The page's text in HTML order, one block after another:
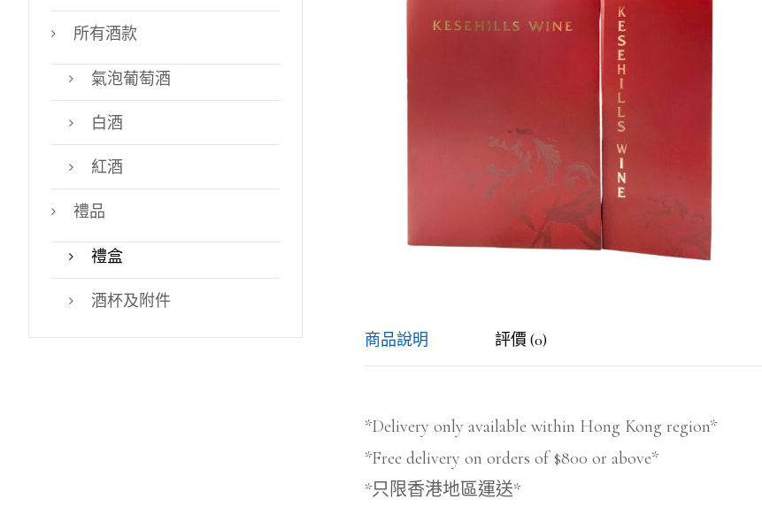
商品說明 評價 (0)
*Delivery only available within Hong Kong region*
*Free delivery on orders of $800 or above*
*只限香港地區運送*
所有酒款
氣泡葡萄酒
白酒
紅酒
禮品
禮盒
酒杯及附件